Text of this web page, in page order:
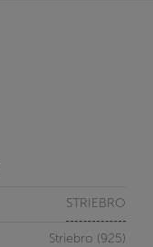
STRIEBRO
Striebro (925)